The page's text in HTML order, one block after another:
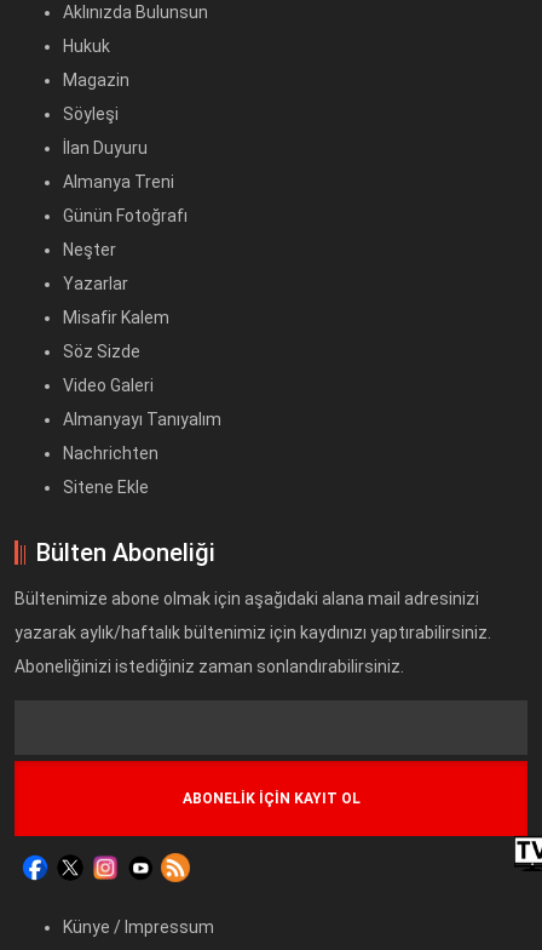
Aklınızda Bulunsun
Hukuk
Magazin
Söyleşi
İlan Duyuru
Almanya Treni
Günün Fotoğrafı
Neşter
Yazarlar
Misafir Kalem
Söz Sizde
Video Galeri
Almanyayı Tanıyalım
Nachrichten
Sitene Ekle
Bülten Aboneliği
Bültenimize abone olmak için aşağıdaki alana mail adresinizi
yazarak aylık/haftalık bültenimiz için kaydınızı yaptırabilirsiniz.
Aboneliğinizi istediğiniz zaman sonlandırabilirsiniz.
Künye / Impressum